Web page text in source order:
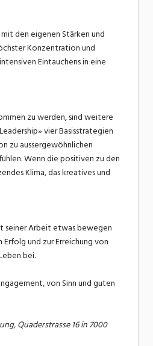
den eigenen Stärken und
Konzentration und
Eintauchens in eine
zu werden, sind weitere
vier Basisstrategien
zu aussergewöhnlichen
Wenn die positiven zu den
Klima, das kreatives und
seiner Arbeit etwas bewegen
und zur Erreichung von
bei.
von Sinn und guten
Quaderstrasse 16 in 7000